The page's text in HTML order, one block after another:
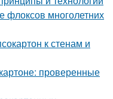
флоксов многолетних
к стенам и
проверенные